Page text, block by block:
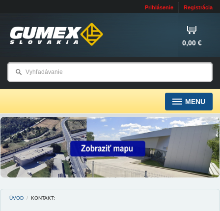
Prihlásenie Registrácia
0,00 €
MENU
ÚVOD / KONTAKT: